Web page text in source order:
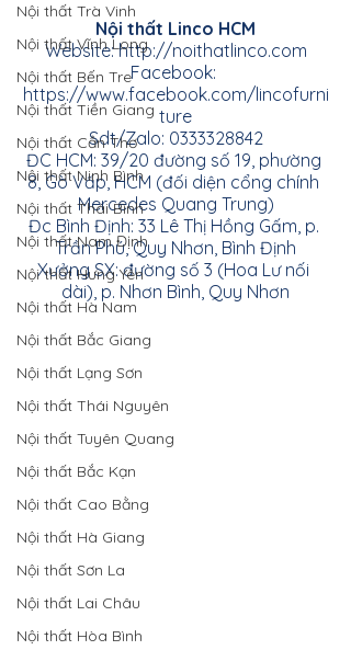
Nội thất Trà Vinh
Nội thất Vĩnh Long
Nội thất Bến Tre
Nội thất Tiền Giang
Nội thất Cần Thơ
Nội thất Ninh Bình
Nội thất Thái Bình
Nội thất Nam Định
Nội thất Hưng Yên
Nội thất Hà Nam
Nội thất Bắc Giang
Nội thất Lạng Sơn
Nội thất Thái Nguyên
Nội thất Tuyên Quang
Nội thất Bắc Kạn
Nội thất Cao Bằng
Nội thất Hà Giang
Nội thất Sơn La
Nội thất Lai Châu
Nội thất Hòa Bình
Nội thất Linco HCM
Website: http://noithatlinco.com
Facebook:
https://www.facebook.com/lincofurni
ture
Sdt/Zalo: 0333328842
ĐC HCM: 39/20 đường số 19, phường
8, Gò Vấp, HCM (đối diện cổng chính
Mercedes Quang Trung)
Đc Bình Định: 33 Lê Thị Hồng Gấm, p.
Trần Phú, Quy Nhơn, Bình Định
Xưởng SX: đường số 3 (Hoa Lư nối
dài), p. Nhơn Bình, Quy Nhơn